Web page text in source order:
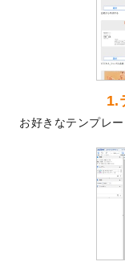
を
プ
ト
回
し
1.
お好きなテンプレ